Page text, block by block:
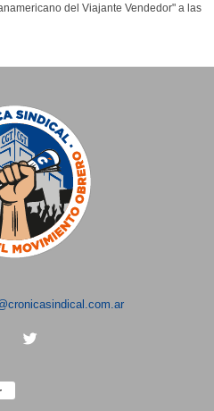
del Viajante Vendedor" a las